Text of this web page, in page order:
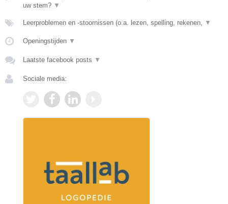
uw stem? ▼
Leerproblemen en -stoornissen (o.a. lezen, spelling, rekenen, ▼
Openingstijden ▼
Laatste facebook posts ▼
Sociale media: